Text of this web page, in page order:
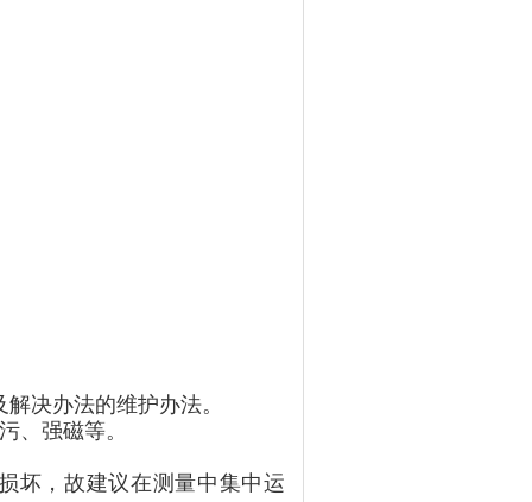
决办法的维护办法。
、强磁等。
坏，故建议在测量中集中运